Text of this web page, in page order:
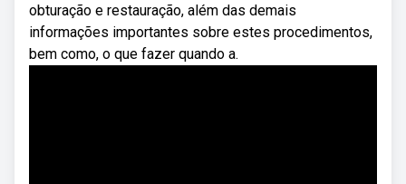
obturação e restauração, além das demais
informações importantes sobre estes procedimentos,
bem como, o que fazer quando a.